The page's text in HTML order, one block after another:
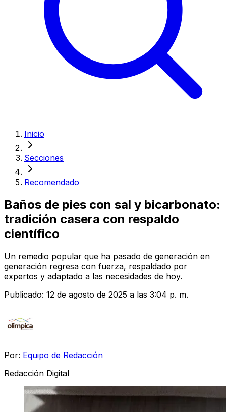
Inicio
Secciones
Recomendado
Baños de pies con sal y bicarbonato:
tradición casera con respaldo
científico
Un remedio popular que ha pasado de generación en
generación regresa con fuerza, respaldado por
expertos y adaptado a las necesidades de hoy.
Publicado: 12 de agosto de 2025 a las 3:04 p. m.
Por: Equipo de Redacción
Redacción Digital